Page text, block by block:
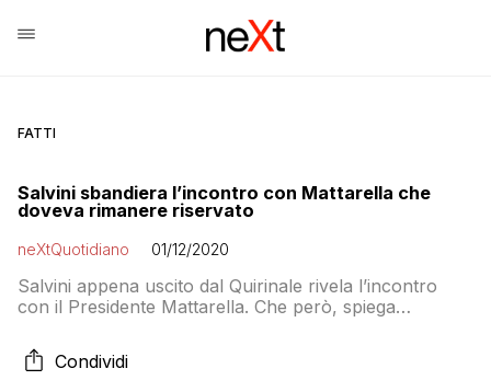
FATTI
Salvini sbandiera l’incontro con Mattarella che
doveva rimanere riservato
neXtQuotidiano 01/12/2020
Salvini appena uscito dal Quirinale rivela l’incontro
con il Presidente Mattarella. Che però, spiega
riservato
Condividi